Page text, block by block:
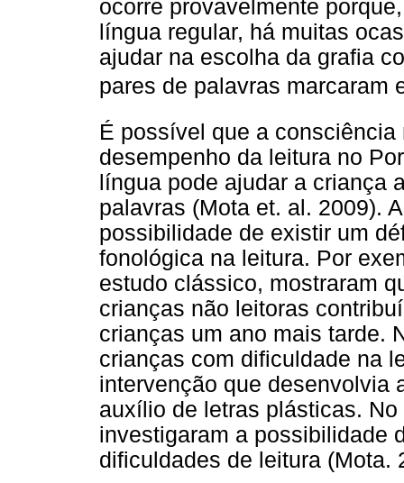
ocorre provavelmente
língua regular, há muitas
ajudar na escolha da grafia
pares de palavras marcaram e
É possível que a
desempenho da leitura no
língua pode ajudar a criança
palavras (Mota et. al. 2009).
possibilidade de existir um
fonológica na leitura. Por
estudo clássico, mostraram
crianças não leitoras
crianças um ano mais tarde.
crianças com dificuldade na
intervenção que desenvolvia
auxílio de letras plásticas.
investigaram a possibilidade
dificuldades de leitura (Mota.